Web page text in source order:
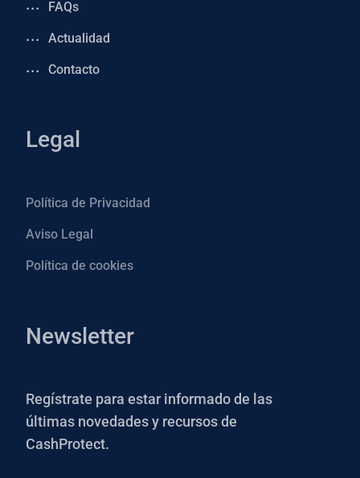
FAQs
Actualidad
Contacto
Legal
Política de Privacidad
Aviso Legal
Política de cookies
Newsletter
Regístrate para estar informado de las
últimas novedades y recursos de
CashProtect.